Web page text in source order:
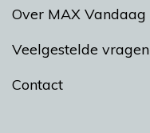
Over MAX Vandaag
Veelgestelde vragen
Contact